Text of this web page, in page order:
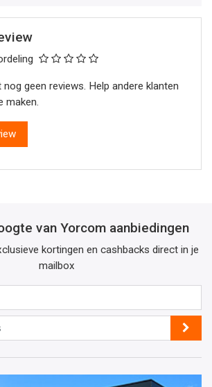
geen reviews. Help andere klanten
maken.
van Yorcom aanbiedingen
kortingen en cashbacks direct in je
mailbox